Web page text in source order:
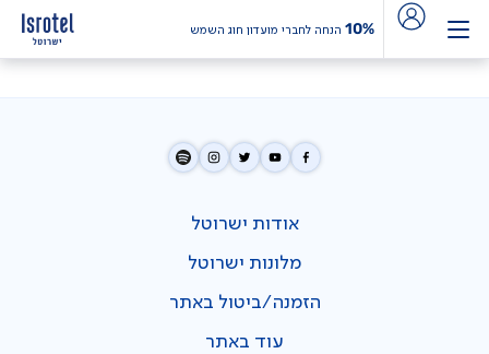
10% הנחה לחברי מועדון חוג השמש
אודות ישרוטל
מלונות ישרוטל
הזמנה/ביטול באתר
עוד באתר